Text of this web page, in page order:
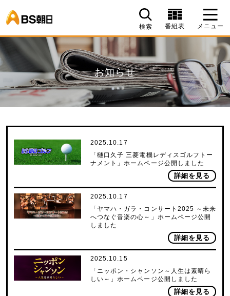
検索 番組表 メニュー
お知らせ
2025.10.17
「樋口久子 三菱電機レディスゴルフトー
ナメント」ホームページ公開しました
詳細を見る
2025.10.17
「ヤマハ・ガラ・コンサート2025 ～未来
へつなぐ音楽の心～」ホームページ公開
しました
詳細を見る
2025.10.15
「ニッポン・シャンソン～人生は素晴ら
しい～」ホームページ公開しました
詳細を見る